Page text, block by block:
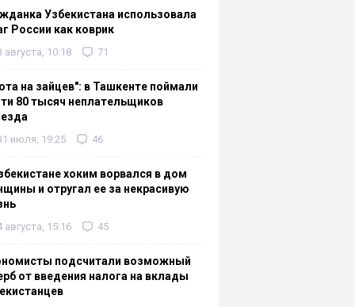
Узбекистана использовала
России как коврик
августа, 10:18 71
на зайцев": в Ташкенте поймали
80 тысяч неплательщиков
июля, 19:25 46
хоким ворвался в дом
и отругал ее за некрасивую
августа, 15:16 45
подсчитали возможный
от введения налога на вклады